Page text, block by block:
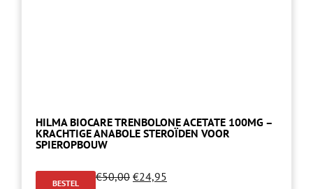
HILMA BIOCARE TRENBOLONE ACETATE 100MG –
KRACHTIGE ANABOLE STEROÏDEN VOOR
SPIEROPBOUW
BESTEL €50,00 €24,95